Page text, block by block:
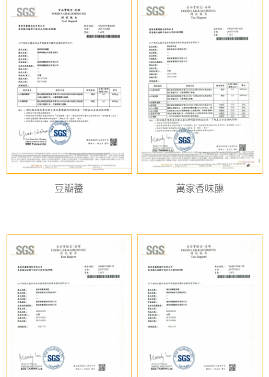
豆瓣醬 萬家香味醂